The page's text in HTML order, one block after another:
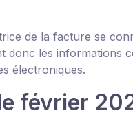
de la facture se
donc les informations
électroniques.
février